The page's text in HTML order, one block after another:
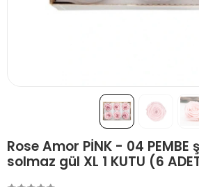
Rose Amor PİNK - 04 PEMBE
solmaz gül XL 1 KUTU (6